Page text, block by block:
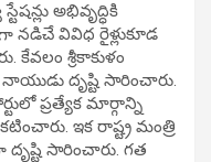
అభివృద్ధికి
నడిచే వివిధ రైళ్లుకూడ
కేవలం శ్రీకాకుళం
దృష్టి సారించారు.
ప్రత్యేక మార్గాన్ని
ఇక రాష్ట్ర మంత్రి
దృష్టి సారించారు. గత